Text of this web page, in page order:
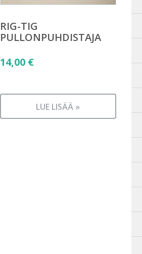
RIG-TIG
PULLONPUHDISTAJA
14,00 €
LUE LISÄÄ »